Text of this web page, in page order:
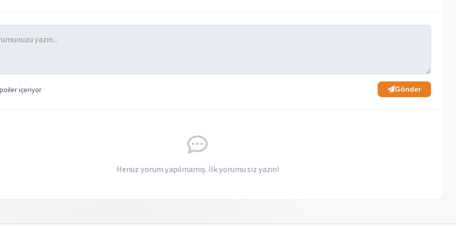
içeriyor Gönder
Henüz yorum yapılmamış. İlk yorumu siz yazın!